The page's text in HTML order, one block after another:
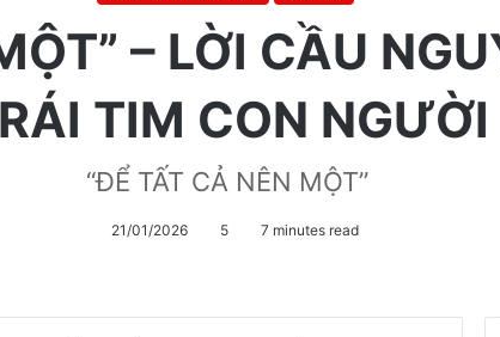
– LỜI CẦU
TIM CON NGƯỜI
“ĐỂ TẤT CẢ NÊN MỘT”
21/01/2026 5 7 minutes read